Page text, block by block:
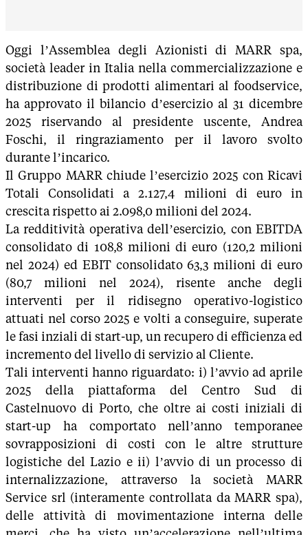
Oggi l’Assemblea degli Azionisti di MARR spa,
società leader in Italia nella commercializzazione e
distribuzione di prodotti alimentari al foodservice,
ha approvato il bilancio d’esercizio al 31 dicembre
2025 riservando al presidente uscente, Andrea
Foschi, il ringraziamento per il lavoro svolto
durante l’incarico.
Il Gruppo MARR chiude l’esercizio 2025 con Ricavi
Totali Consolidati a 2.127,4 milioni di euro in
crescita rispetto ai 2.098,0 milioni del 2024.
La redditività operativa dell’esercizio, con EBITDA
consolidato di 108,8 milioni di euro (120,2 milioni
nel 2024) ed EBIT consolidato 63,3 milioni di euro
(80,7 milioni nel 2024), risente anche degli
interventi per il ridisegno operativo-logistico
attuati nel corso 2025 e volti a conseguire, superate
le fasi inziali di start-up, un recupero di efficienza ed
incremento del livello di servizio al Cliente.
Tali interventi hanno riguardato: i) l’avvio ad aprile
2025 della piattaforma del Centro Sud di
Castelnuovo di Porto, che oltre ai costi iniziali di
start-up ha comportato nell’anno temporanee
sovrapposizioni di costi con le altre strutture
logistiche del Lazio e ii) l’avvio di un processo di
internalizzazione, attraverso la società MARR
Service srl (interamente controllata da MARR spa),
delle attività di movimentazione interna delle